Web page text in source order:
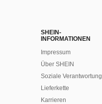
SHEIN-
INFORMATIONEN
Impressum
Über SHEIN
Soziale Verantwortung
Lieferkette
Karrieren